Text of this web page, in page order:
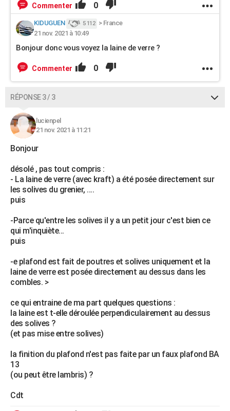
Commenter 0
KIDUGUEN 5 112 > France
21 nov. 2021 à 10:49
Bonjour donc vous voyez la laine de verre ?
Commenter 0
RÉPONSE 3 / 3
lucienpel
21 nov. 2021 à 11:21
Bonjour
désolé , pas tout compris :
- La laine de verre (avec kraft) a été posée directement sur
les solives du grenier, ....
puis
-Parce qu'entre les solives il y a un petit jour c'est bien ce
qui m'inquiète...
puis
-e plafond est fait de poutres et solives uniquement et la
laine de verre est posée directement au dessus dans les
combles. >
ce qui entraine de ma part quelques questions :
la laine est t-elle déroulée perpendiculairement au dessus
des solives ?
(et pas mise entre solives)
la finition du plafond n'est pas faite par un faux plafond BA
13
(ou peut être lambris) ?
Cdt